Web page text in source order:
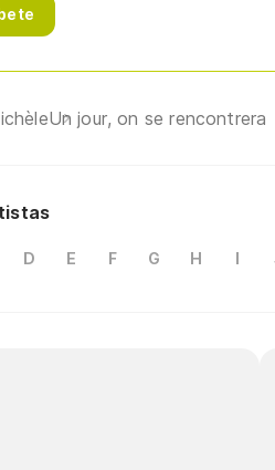
Un jour, on se rencontrera
D E F G H I